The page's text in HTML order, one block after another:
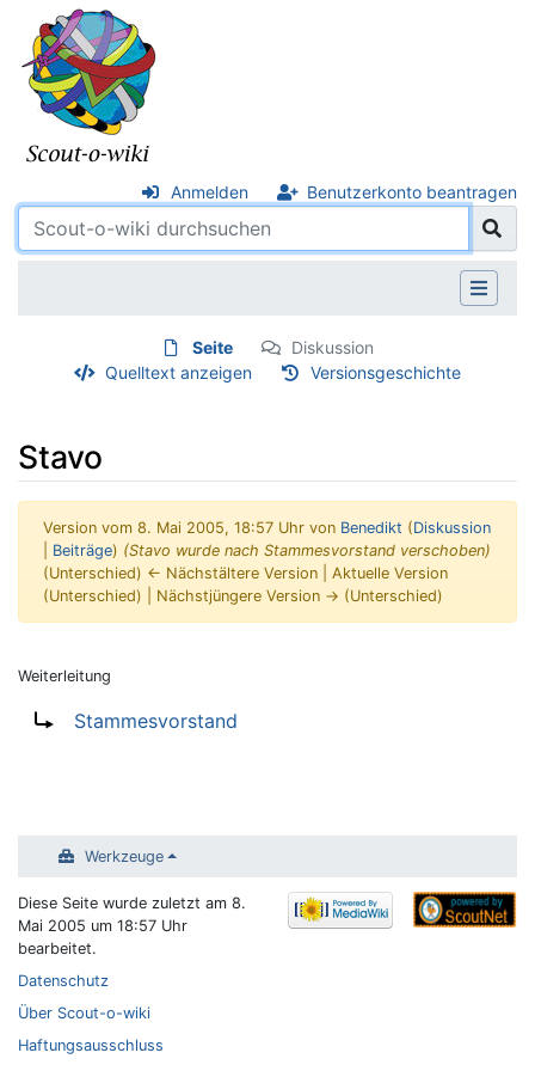
Anmelden Benutzerkonto beantragen
Seite
Diskussion
Quelltext anzeigen
Versionsgeschichte
Stavo
Version vom 8. Mai 2005, 18:57 Uhr von Benedikt (Diskussion
Beiträge) (Stavo wurde nach Stammesvorstand verschoben)
(Unterschied) ← Nächstältere Version | Aktuelle Version
(Unterschied) | Nächstjüngere Version → (Unterschied)
Weiterleitung
Stammesvorstand
Werkzeuge
Diese Seite wurde zuletzt am 8.
Mai 2005 um 18:57 Uhr
bearbeitet.
Datenschutz
Über Scout-o-wiki
Haftungsausschluss